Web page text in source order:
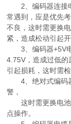
2、编码器连接电
常遇到，应是优先
不良，这时需更换
紧，造成松动引起
3、编码器+5V电
4.75V，造成过低
引起损耗，这时需
4、绝对式编码器
警，
这时需更换电池
点操作。